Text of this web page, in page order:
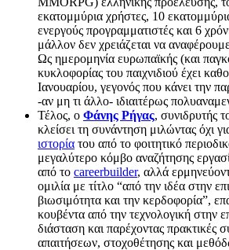
εκατομμύρια χρήστες, 10
ενεργούς προγραμματιστές και 6
μάλλον δεν χρειάζεται να
Ως ημερομηνία ευρωπαϊκής (και
κυκλοφορίας του παιχνιδιού έχει
Ιανουαρίου, γεγονός που κάνει την
-αν μη τι άλλο- ιδιαιτέρως
Τέλος, ο Φάνης Ρήγας, συνιδρυτής
κλείσει τη συνάντηση μιλώντας όχι
ιστορία του από το φοιτητικό
μεγαλύτερο κόμβο αναζήτησης
από το careerbuilder, αλλά
ομιλία με τίτλο “από την ιδέα στην
βιωσιμότητα και την κερδοφορία”,
κουβέντα από την τεχνολογική στην
διάσταση και παρέχοντας πρακτικές
απαιτήσεων, στοχοθέτησης και